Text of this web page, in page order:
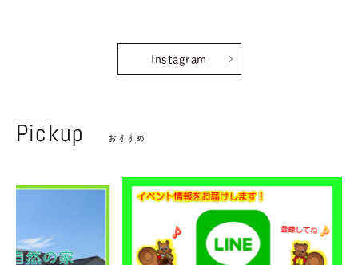
・ニュース
Instagram
Pickup おすすめ